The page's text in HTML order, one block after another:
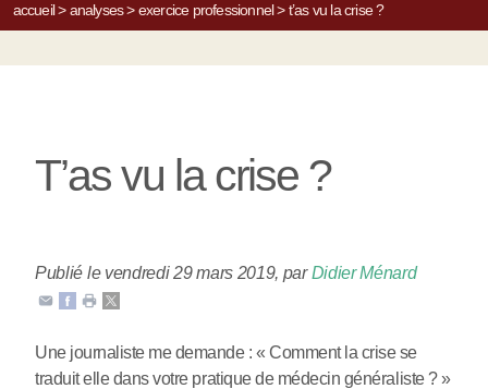
accueil> analyses> exercice professionnel> t’as vu la crise ?
T’as vu la crise ?
Publié le vendredi 29 mars 2019, parDidier Ménard
Une journaliste me demande : « Comment la crise se
traduit elle dans votre pratique de médecin généraliste ? »